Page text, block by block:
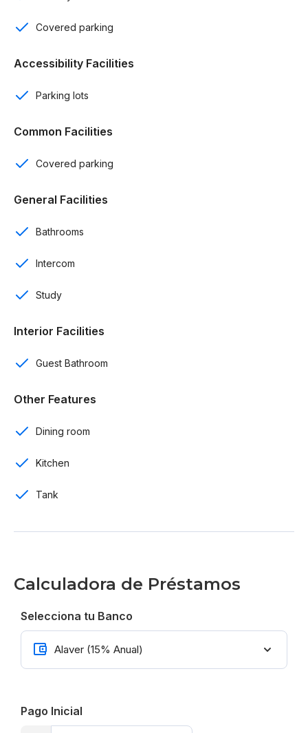
2 parqueos techados
Estudio
Balcón
Intercom
Cisterna
Calentador
Control de acceso
Covered parking
Accessibility Facilities
Parking lots
Common Facilities
Covered parking
General Facilities
Bathrooms
Intercom
Study
Interior Facilities
Guest Bathroom
Other Features
Dining room
Kitchen
Tank
Calculadora de Préstamos
Selecciona tu Banco
Pago Inicial